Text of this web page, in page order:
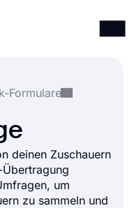
Formulare
deinen Zuschauern
um
zu sammeln und